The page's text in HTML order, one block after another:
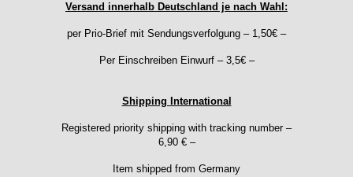
FE "France Ebauches"
GUB "Glashütter Uhrenbetrieb"
Versand innerhalb Deutschland je nach Wahl:
per Prio-Brief mit Sendungsverfolgung – 1,50€ –
Per Einschreiben Einwurf – 3,5€ –
Shipping International
Registered priority shipping with tracking number –
6,90 € –
Item shipped from Germany